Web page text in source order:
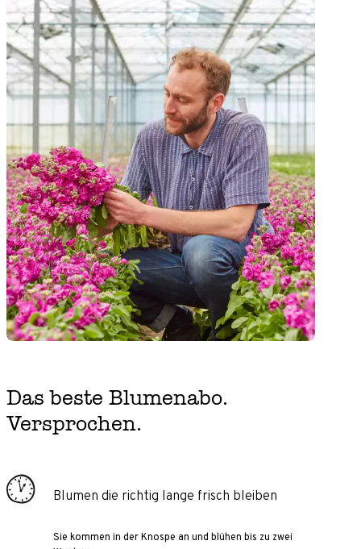
Das beste Blumenabo.
Versprochen.
Blumen die richtig lange frisch bleiben
Sie kommen in der Knospe an und blühen bis zu zwei